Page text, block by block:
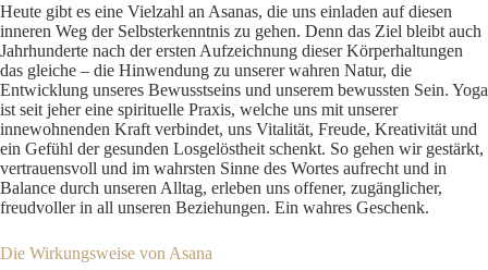
Heute gibt es eine Vielzahl an Asanas, die uns einladen auf diesen
inneren Weg der Selbsterkenntnis zu gehen. Denn das Ziel bleibt auch
Jahrhunderte nach der ersten Aufzeichnung dieser Körperhaltungen
das gleiche – die Hinwendung zu unserer wahren Natur, die
Entwicklung unseres Bewusstseins und unserem bewussten Sein. Yoga
ist seit jeher eine spirituelle Praxis, welche uns mit unserer
innewohnenden Kraft verbindet, uns Vitalität, Freude, Kreativität und
ein Gefühl der gesunden Losgelöstheit schenkt. So gehen wir gestärkt,
vertrauensvoll und im wahrsten Sinne des Wortes aufrecht und in
Balance durch unseren Alltag, erleben uns offener, zugänglicher,
freudvoller in all unseren Beziehungen. Ein wahres Geschenk.
Die Wirkungsweise von Asana